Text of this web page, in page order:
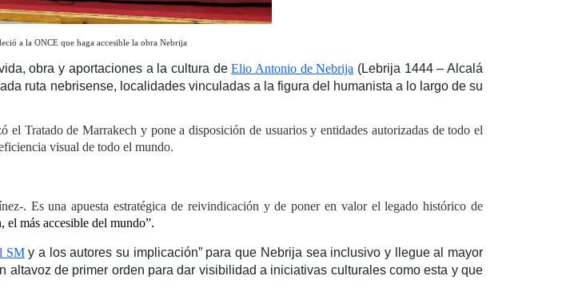
a la ONCE que haga accesible la obra Nebrija
obra y aportaciones a la cultura deElio Antonio de Nebrija (Lebrija 1444 – Alcalá
ruta nebrisense, localidades vinculadas a la figura del humanista a lo largo de su
Tratado de Marrakech y pone a disposición de usuarios y entidades autorizadas de todo el
visual de todo el mundo.
. Es una apuesta estratégica de reivindicación y de poner en valor el legado histórico de
el más accesible del mundo”.
SMy a los autores su implicación” para que Nebrija sea inclusivo y llegue al mayor
altavoz de primer orden para dar visibilidad a iniciativas culturales como esta y que